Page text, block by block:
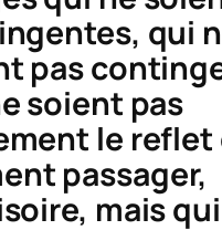
qui
pas
soient pas
le reflet
passager,
mais